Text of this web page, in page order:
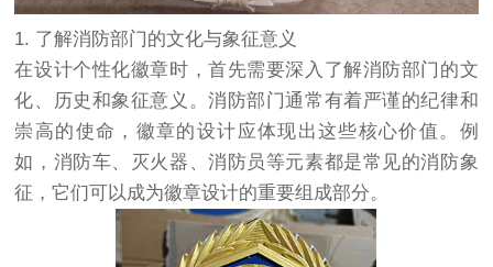
1. 了解消防部门的文化与象征意义
在设计个性化徽章时，首先需要深入了解消防部门的文
化、历史和象征意义。消防部门通常有着严谨的纪律和
崇高的使命，徽章的设计应体现出这些核心价值。例
如，消防车、灭火器、消防员等元素都是常见的消防象
征，它们可以成为徽章设计的重要组成部分。